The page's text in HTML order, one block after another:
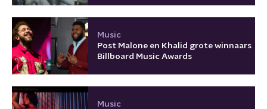
Music
Post Malone en Khalid grote winnaars
Billboard Music Awards
Music